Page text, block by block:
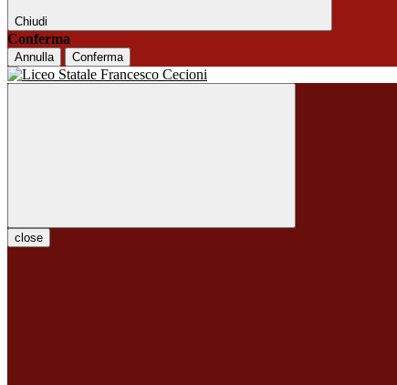
Chiudi
Conferma
Annulla Conferma
close